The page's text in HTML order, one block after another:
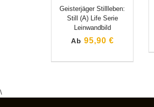
Geisterjäger Stillleben:
Still (A) Life Serie
Leinwandbild
Ab 95,90 €
\